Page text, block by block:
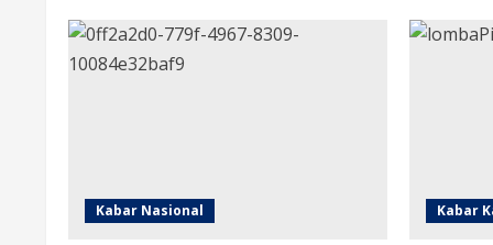
Kabar Nasional Kabar